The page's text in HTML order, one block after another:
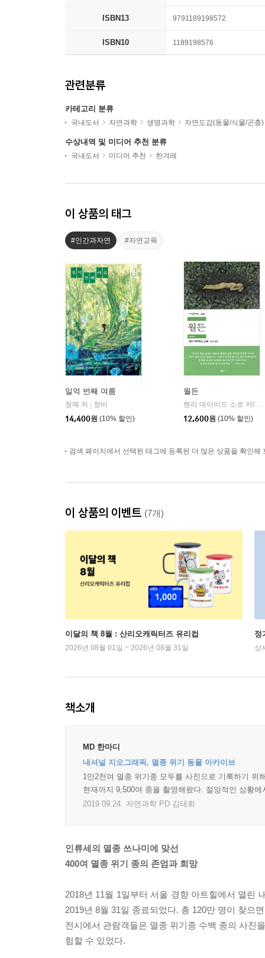
ISBN13 9791189198572
ISBN10 1189198576
관련분류
카테고리 분류
국내도서 자연과학 생명과학 자연도감(동물/식물/곤충)
수상내역 및 미디어 추천 분류
국내도서 미디어 추천 한겨레
이 상품의 태그
#인간과자연 #자연교육
일억 번째 여름
청예 저
창비
14,400원 (10% 할인)
월든
헨리 데이비드 소로 저/정회성 역
12,600원 (10% 할인)
검색 페이지에서 선택된 태그에 등록된 더 많은 상품을 확인해
이 상품의 이벤트 (7개)
이달의 책 8월 : 산리오캐릭터즈 유리컵
2026년 08월 01일 ~ 2026년 08월 31일
정
상
책소개
MD 한마디
내셔널 지오그래픽, 멸종 위기 동물 아카이브
1만2천여 멸종 위기종 모두를 사진으로 기록하기 위
현재까지 9,500여 종을 촬영해왔다. 절망적인 상황
2019.09.24. 자연과학 PD 김태희
인류세의 멸종 쓰나미에 맞선
400여 멸종 위기 종의 존엄과 희망
2018년 11월 1일부터 서울 경향 아트힐에서 열린
2019년 8월 31일 종료되었다. 총 120만 명이 찾으
전시에서 관람객들은 멸종 위기종 수백 종의 사진
험할 수 있었다.